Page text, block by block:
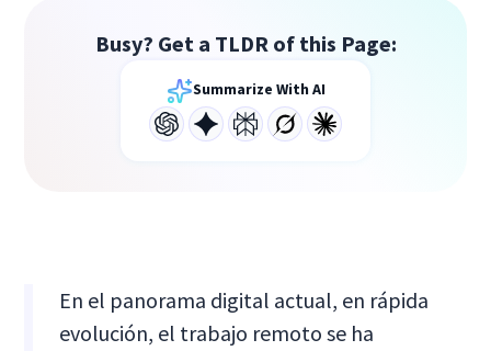
Busy? Get a TLDR of this Page:
Summarize With AI
En el panorama digital actual, en rápida
evolución, el trabajo remoto se ha